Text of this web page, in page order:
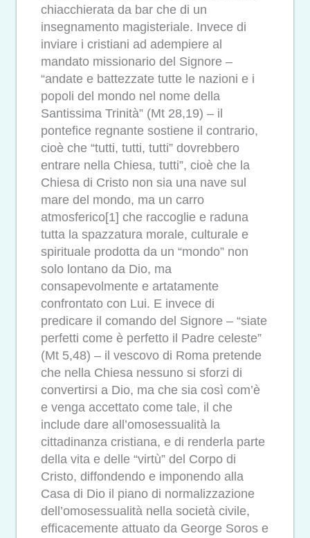
chiacchierata da bar che di un
insegnamento magisteriale. Invece di
inviare i cristiani ad adempiere al
mandato missionario del Signore –
“andate e battezzate tutte le nazioni e i
popoli del mondo nel nome della
Santissima Trinità” (Mt 28,19) – il
pontefice regnante sostiene il contrario,
cioè che “tutti, tutti, tutti” dovrebbero
entrare nella Chiesa, tutti”, cioè che la
Chiesa di Cristo non sia una nave sul
mare del mondo, ma un carro
atmosferico[1] che raccoglie e raduna
tutta la spazzatura morale, culturale e
spirituale prodotta da un “mondo” non
solo lontano da Dio, ma
consapevolmente e artatamente
confrontato con Lui. E invece di
predicare il comando del Signore – “siate
perfetti come è perfetto il Padre celeste”
(Mt 5,48) – il vescovo di Roma pretende
che nella Chiesa nessuno si sforzi di
convertirsi a Dio, ma che sia così com’è
e venga accettato come tale, il che
include dare all’omosessualità la
cittadinanza cristiana, e di renderla parte
della vita e delle “virtù” del Corpo di
Cristo, diffondendo e imponendo alla
Casa di Dio il piano di normalizzazione
dell’omosessualità nella società civile,
efficacemente attuato da George Soros e